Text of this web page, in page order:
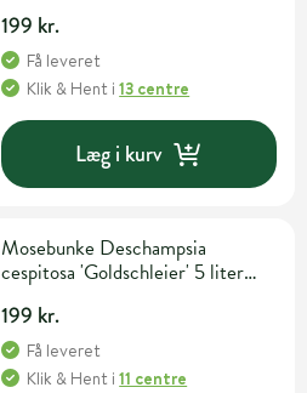
199 kr.
Få leveret
Klik & Hent i13 centre
Læg i kurv
Mosebunke Deschampsia
cespitosa 'Goldschleier' 5 liter
199 kr.
Få leveret
Klik & Hent i11 centre